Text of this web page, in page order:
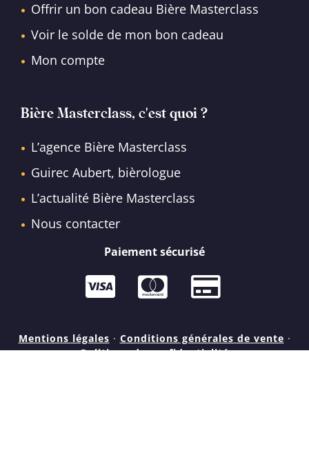
Offrir un bon cadeau Bière Masterclass
Voir le solde de mon bon cadeau
Mon compte
Bière Masterclass, c'est quoi ?
L’agence Bière Masterclass
Guirec Aubert, bièrologue
L’actualité Bière Masterclass
Nous contacter
Paiement sécurisé
Mentions légales · Conditions générales de vente ·
Politique de confidentialité